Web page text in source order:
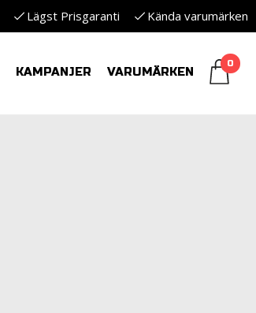
Lägst Prisgaranti Kända varumärken
KAMPANJER VARUMÄRKEN
0